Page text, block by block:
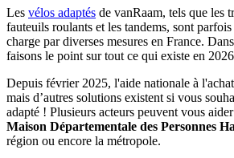
Les vélos adaptés de vanRaam, tels que les
fauteuils roulants et les tandems, sont
charge par diverses mesures en France.
faisons le point sur tout ce qui existe en
Depuis février 2025, l'aide nationale à
mais d’autres solutions existent si vous
adapté ! Plusieurs acteurs peuvent vous
Maison Départementale des Personnes
région ou encore la métropole.